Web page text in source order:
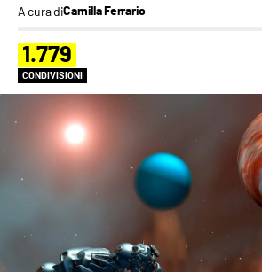
A cura diCamilla Ferrario
1.779
CONDIVISIONI